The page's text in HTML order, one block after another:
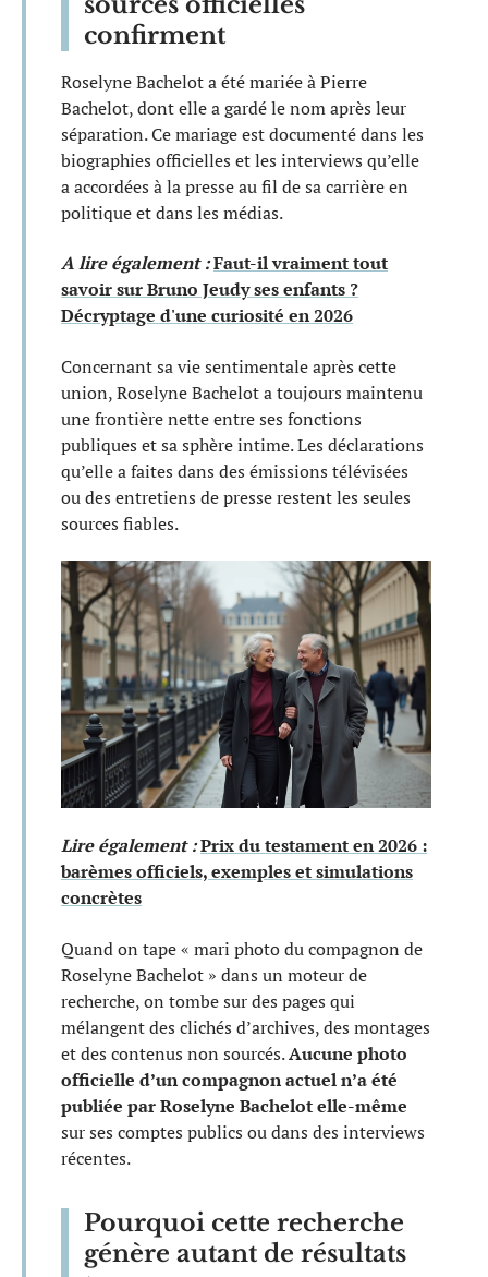
confirment
Roselyne Bachelot a été mariée à Pierre
Bachelot, dont elle a gardé le nom après leur
séparation. Ce mariage est documenté dans les
biographies officielles et les interviews qu’elle
a accordées à la presse au fil de sa carrière en
politique et dans les médias.
A lire également :Faut-il vraiment tout
savoir sur Bruno Jeudy ses enfants ?
Décryptage d'une curiosité en 2026
Concernant sa vie sentimentale après cette
union, Roselyne Bachelot a toujours maintenu
une frontière nette entre ses fonctions
publiques et sa sphère intime. Les déclarations
qu’elle a faites dans des émissions télévisées
ou des entretiens de presse restent les seules
sources fiables.
Lire également :Prix du testament en 2026 :
barèmes officiels, exemples et simulations
concrètes
Quand on tape « mari photo du compagnon de
Roselyne Bachelot » dans un moteur de
recherche, on tombe sur des pages qui
mélangent des clichés d’archives, des montages
et des contenus non sourcés.Aucune photo
officielle d’un compagnon actuel n’a été
publiée par Roselyne Bachelot elle-même
sur ses comptes publics ou dans des interviews
récentes.
Pourquoi cette recherche
génère autant de résultats